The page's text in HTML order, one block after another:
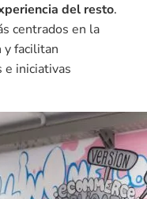
del resto.
centrados en la
y facilitan
e iniciativas